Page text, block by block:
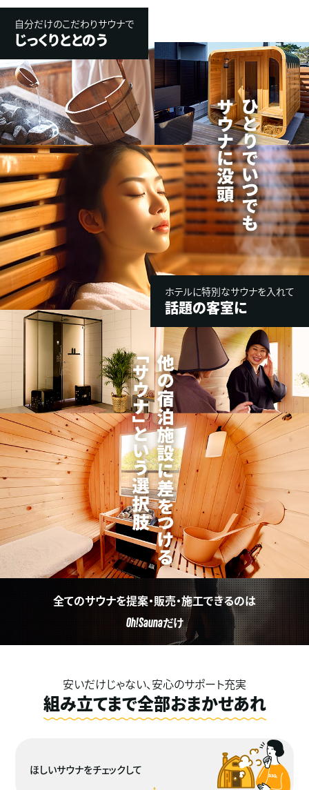
自分だけのこだわりサウナで
じっくりととのう
ホテルに特別なサウナを入れて
話題の客室に
全てのサウナを提案・販売・施工できるのは
Oh!Saunaだけ
安いだけじゃない、安心のサポート充実
組み立てまで全部おまかせあれ
ほしいサウナをチェックして